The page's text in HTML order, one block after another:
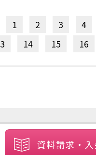
1 2 3 4
14 15 16
資料請求・